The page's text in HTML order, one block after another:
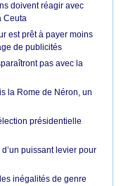
doivent réagir avec
Ceuta
est prêt à payer moins
de publicités
pas avec la
la Rome de Néron, un
présidentielle
puissant levier pour
inégalités de genre